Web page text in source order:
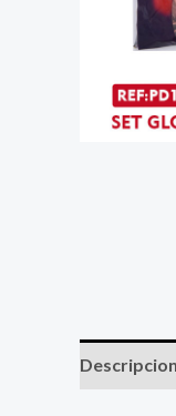
Descripcion